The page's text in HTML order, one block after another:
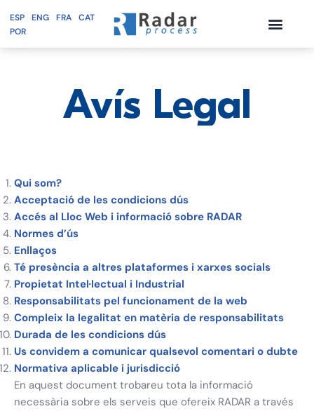
Vés
ESP ENG FRA
CAT
POR
Avís Legal
Qui som?
Acceptació de les condicions dús
Accés al Lloc Web i informació sobre RADAR
Normes d’ús
Enllaços
Té presència a altres plataformes i xarxes socials
Propietat Intel·lectual i Industrial
Responsabilitats pel funcionament de la web
Compleix la legalitat en matèria de responsabilitats
Durada de les condicions dús
Us convidem a comunicar qualsevol comentari o dubte
Normativa aplicable i jurisdicció
En aquest document trobareu tota la informació
necessària sobre els serveis que ofereix RADAR a través